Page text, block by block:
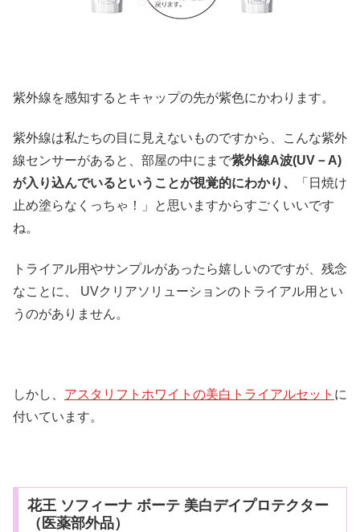
紫外線を感知するとキャップの先が紫色にかわります。
紫外線は私たちの目に見えないものですから、こんな紫外
線センサーがあると、部屋の中にまで紫外線A波(UV－A)
が入り込んでいるということが視覚的にわかり、
「日焼け
止め塗らなくっちゃ！」と思いますからすごくいいです
ね。
トライアル用やサンプルがあったら嬉しいのですが、残念
なことに、 UVクリアソリューションのトライアル用とい
うのがありません。
しかし、 アスタリフトホワイトの美白トライアルセット に
付いています。
花王 ソフィーナ ボーテ 美白デイプロテクター
（医薬部外品）